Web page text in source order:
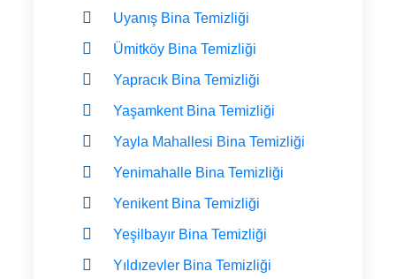
Uyanış Bina Temizliği
Ümitköy Bina Temizliği
Yapracık Bina Temizliği
Yaşamkent Bina Temizliği
Yayla Mahallesi Bina Temizliği
Yenimahalle Bina Temizliği
Yenikent Bina Temizliği
Yeşilbayır Bina Temizliği
Yıldızevler Bina Temizliği